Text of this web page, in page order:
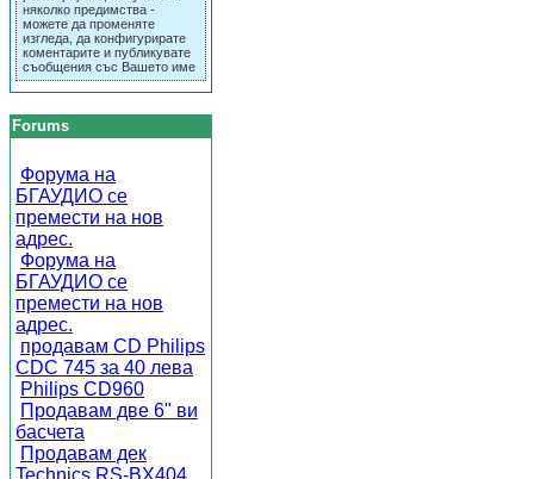
няколко предимства -
можете да променяте
изгледа, да конфигурирате
коментарите и публикувате
съобщения със Вашето име
Forums
Форума на
БГАУДИО се
премести на нов
адрес.
Форума на
БГАУДИО се
премести на нов
адрес.
продавам CD Philips
CDC 745 за 40 лева
Philips CD960
Продавам две 6" ви
басчета
Продавам дек
Technics RS-BX404